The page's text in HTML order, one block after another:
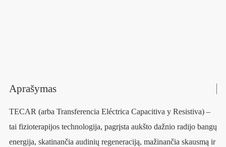
Aprašymas
TECAR (arba Transferencia Eléctrica Capacitiva y Resistiva) –
tai fizioterapijos technologija, pagrįsta aukšto dažnio radijo bangų
energija, skatinančia audinių regeneraciją, mažinančia skausmą ir